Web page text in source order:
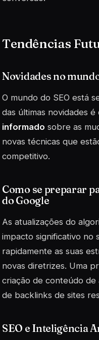
Tendências
Novidades no
O mundo do SEO está
das últimas novidades é
informado sobre as
novas técnicas que
competitivo.
Como se preparar
do Google
As atualizações do
impacto significativo no
rapidamente as suas
novas diretrizes. Uma
criação de conteúdo de
de backlinks de sites
SEO e Inteligência